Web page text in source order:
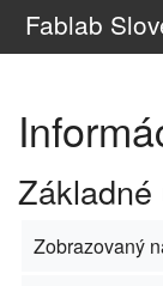
Fablab
Základné
Zobrazovaný